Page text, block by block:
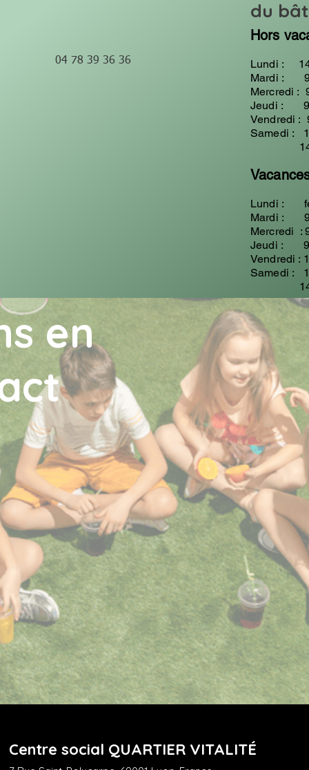
du
04 78 39 36 36
Hors
Lundi :
Mardi :
Mercredi :
Jeudi :
Vendredi :
Samedi :
Lundi :
Mardi :
Mercredi :
Jeudi :
Vendredi :
Samedi :
en
Centre social QUARTIER VITALITÉ